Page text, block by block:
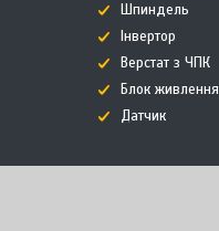
Шпиндель
Інвертор
Верстат з ЧПК
Блок живлення
Датчик